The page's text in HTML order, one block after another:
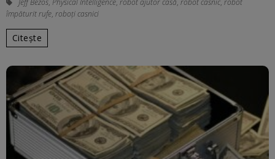
împăturit rufe, roboți casnici
Citește